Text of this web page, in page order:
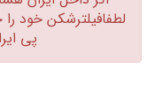
لطفافیلترشکن خود را
پی